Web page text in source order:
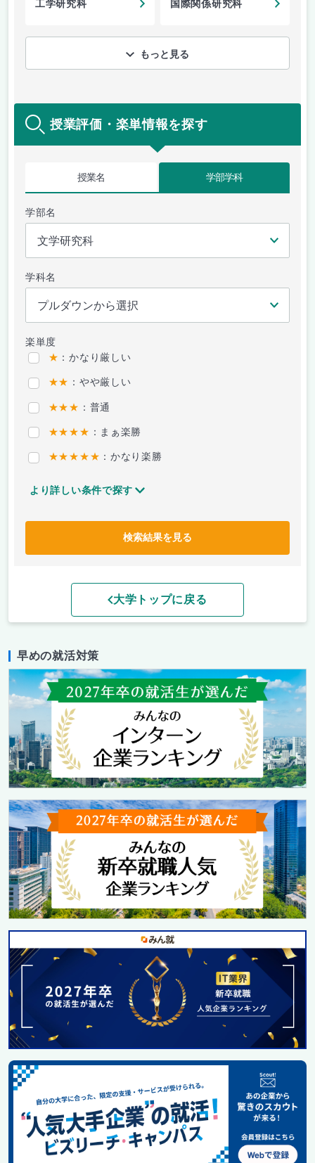
工学研究科 国際関係研究科
もっと見る
授業評価・楽単情報を探す
授業名 学部学科
学部名
学科名
楽単度
★ ：かなり厳しい
★★ ：やや厳しい
★★★ ：普通
★★★★ ：まぁ楽勝
★★★★★ ：かなり楽勝
より詳しい条件で探す
検索結果を見る
大学トップに戻る
早めの就活対策